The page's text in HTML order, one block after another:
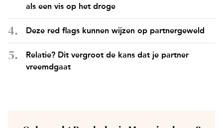
als een vis op het droge
Deze red flags kunnen wijzen op partnergeweld
Relatie? Dit vergroot de kans dat je partner
vreemdgaat